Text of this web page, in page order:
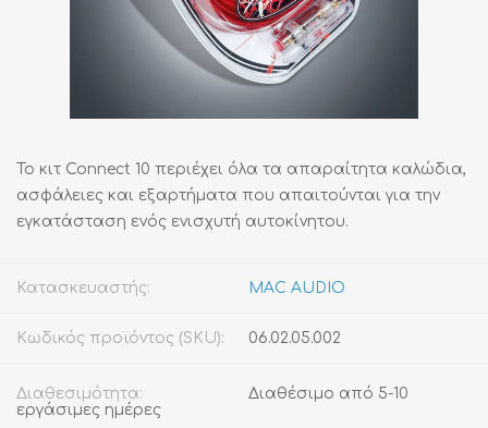
Το κιτ Connect 10 περιέχει όλα τα απαραίτητα καλώδια,
ασφάλειες και εξαρτήματα που απαιτούνται για την
εγκατάσταση ενός ενισχυτή αυτοκίνητου.
Κατασκευαστής: MAC AUDIO
Κωδικός προϊόντος (SKU): 06.02.05.002
Διαθεσιμότητα:
Διαθέσιμο από 5-10
εργάσιμες ημέρες